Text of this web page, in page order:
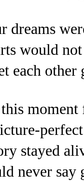
dreams
would
each
stayed
never say